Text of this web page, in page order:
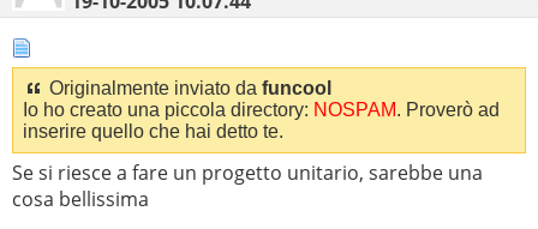
Originalmente inviato da funcool
Io ho creato una piccola directory: NOSPAM. Proverò ad
inserire quello che hai detto te.
Se si riesce a fare un progetto unitario, sarebbe una
cosa bellissima